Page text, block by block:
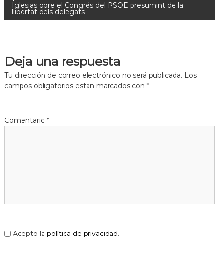
Iglesias obre el Congrés del PSOE presumint de la
llibertat dels delegats
Deja una respuesta
Tu dirección de correo electrónico no será publicada. Los
campos obligatorios están marcados con *
Comentario *
Acepto la política de privacidad.